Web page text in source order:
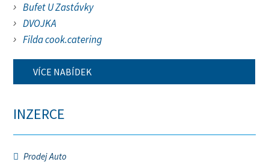
Bufet U Zastávky
DVOJKA
Filda cook.catering
VÍCE NABÍDEK
INZERCE
Prodej Auto